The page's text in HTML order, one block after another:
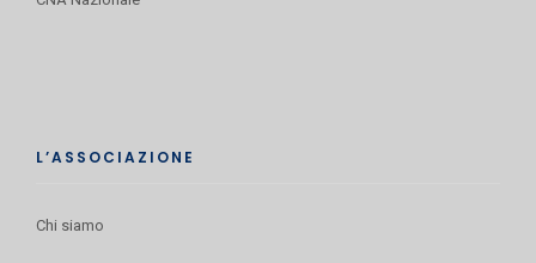
L’ASSOCIAZIONE
Chi siamo